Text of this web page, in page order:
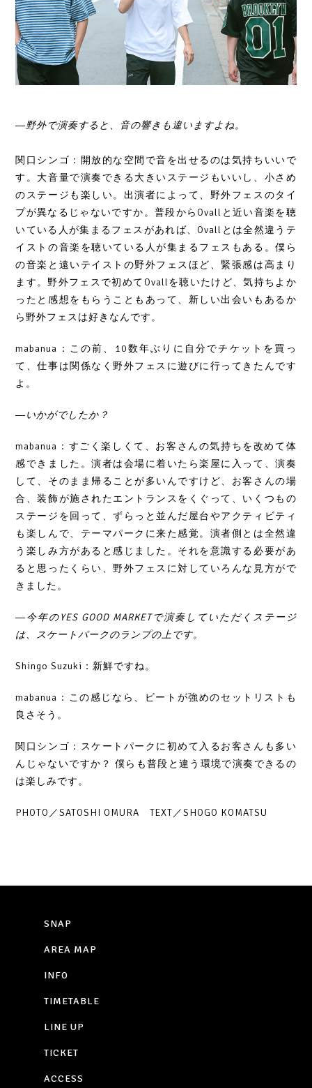
―野外で演奏すると、音の響きも違いますよね。
関口シンゴ：開放的な空間で音を出せるのは気持ちいいで
す。大音量で演奏できる大きいステージもいいし、小さめ
のステージも楽しい。出演者によって、野外フェスのタイ
プが異なるじゃないですか。普段からOvallと近い音楽を聴
いている人が集まるフェスがあれば、Ovallとは全然違うテ
イストの音楽を聴いている人が集まるフェスもある。僕ら
の音楽と遠いテイストの野外フェスほど、緊張感は高まり
ます。野外フェスで初めてOvallを聴いたけど、気持ちよか
ったと感想をもらうこともあって、新しい出会いもあるか
ら野外フェスは好きなんです。
mabanua：この前、10数年ぶりに自分でチケットを買っ
て、仕事は関係なく野外フェスに遊びに行ってきたんです
よ。
―いかがでしたか？
mabanua：すごく楽しくて、お客さんの気持ちを改めて体
感できました。演者は会場に着いたら楽屋に入って、演奏
して、そのまま帰ることが多いんですけど、お客さんの場
合、装飾が施されたエントランスをくぐって、いくつもの
ステージを回って、ずらっと並んだ屋台やアクティビティ
も楽しんで、テーマパークに来た感覚。演者側とは全然違
う楽しみ方があると感じました。それを意識する必要があ
ると思ったくらい、野外フェスに対していろんな見方がで
きました。
―今年のYES GOOD MARKETで演奏していただくステージ
は、スケートパークのランプの上です。
Shingo Suzuki：新鮮ですね。
mabanua：この感じなら、ビートが強めのセットリストも
良さそう。
関口シンゴ：スケートパークに初めて入るお客さんも多い
んじゃないですか？ 僕らも普段と違う環境で演奏できるの
は楽しみです。
PHOTO／SATOSHI OMURA TEXT／SHOGO KOMATSU
SNAP
AREA MAP
INFO
TIMETABLE
LINE UP
TICKET
ACCESS